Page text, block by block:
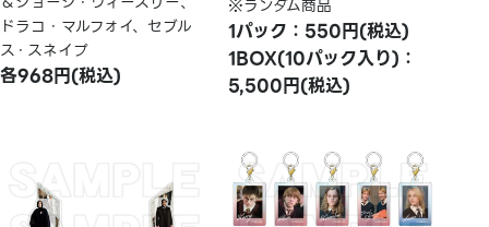
ドラコ・マルフォイ、セブル
ス・スネイプ
各968円(税込)
※ランダム商品
1パック：550円(税込)
1BOX(10パック入り)：
5,500円(税込)